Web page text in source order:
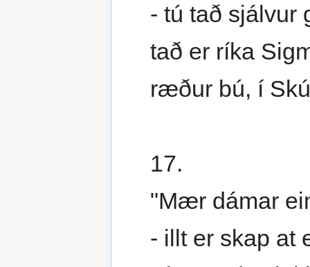
- tú tað sjálvur
tað er ríka
ræður bú, í
17.
"Mær dámar
- illt er skap at